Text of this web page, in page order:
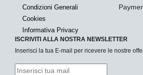
Condizioni Generali
Cookies
Informativa Privacy
ISCRIVITI ALLA NOSTRA NEWSLETTER
Inserisci la tua E-mail per ricevere le nostre